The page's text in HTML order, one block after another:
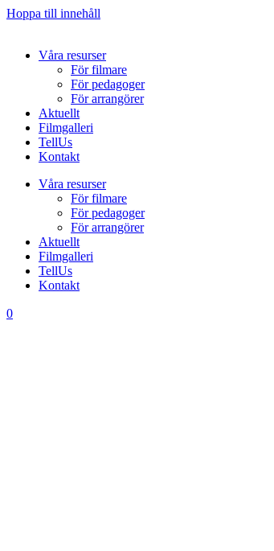
Hoppa till innehåll
Våra resurser
För filmare
För pedagoger
För arrangörer
Aktuellt
Filmgalleri
TellUs
Kontakt
Våra resurser
För filmare
För pedagoger
För arrangörer
Aktuellt
Filmgalleri
TellUs
Kontakt
0